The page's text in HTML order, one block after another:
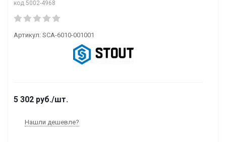
код 5002-4968
Артикул: SCA-6010-001001
5 302 руб./шт.
Нашли дешевле?